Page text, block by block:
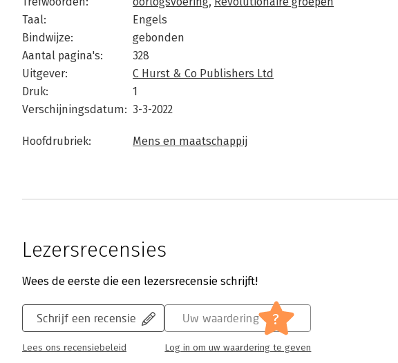
Taal:
Engels
Bindwijze:
gebonden
Aantal pagina's:
328
Uitgever:
C Hurst & Co Publishers Ltd
Druk:
1
Verschijningsdatum: 3-3-2022
Hoofdrubriek: Mens en maatschappij
Lezersrecensies
Wees de eerste die een lezersrecensie schrijft!
Schrijf een recensie
Lees ons recensiebeleid
Uw waardering ?
Log in om uw waardering te geven